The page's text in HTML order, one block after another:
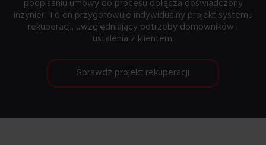
podpisaniu umowy do procesu dołącza doświadczony
inżynier. To on przygotowuje indywidualny projekt systemu
rekuperacji, uwzględniający potrzeby domowników i
ustalenia z klientem.
Sprawdź projekt rekuperacji